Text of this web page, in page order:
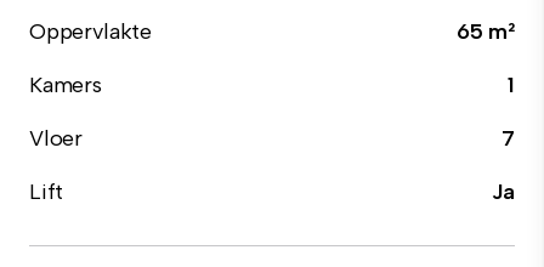
Oppervlakte
65 m²
Kamers
1
Vloer
7
Lift
Ja